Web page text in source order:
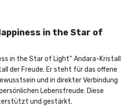
in the Star of
in the Star of Light“ Andara-Kristall
der Freude. Er steht für das offene
und in direkter Verbindung
Lebensfreude. Diese
und gestärkt.